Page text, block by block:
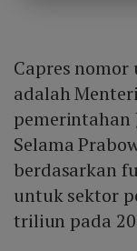
Capres
adalah
pemerintahan
Selama
berdasarkan
untuk sektor
triliun pada